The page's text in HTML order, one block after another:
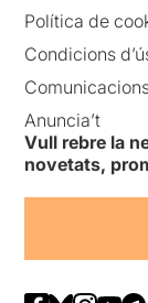
Política de
Condicions
Anuncia’t
Vull rebre la
novetats,